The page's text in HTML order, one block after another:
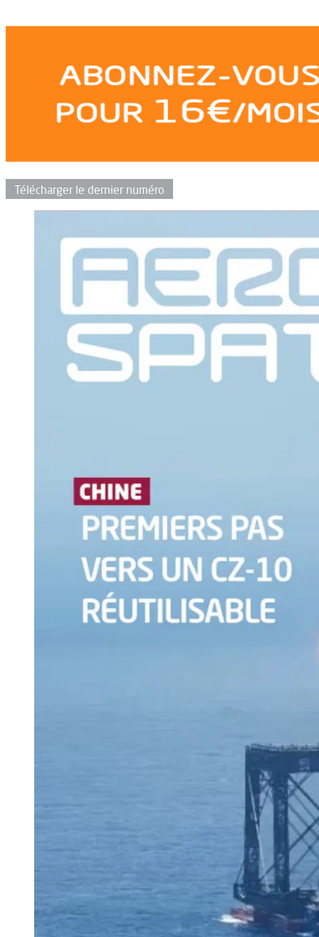
Télécharger le dernier numéro